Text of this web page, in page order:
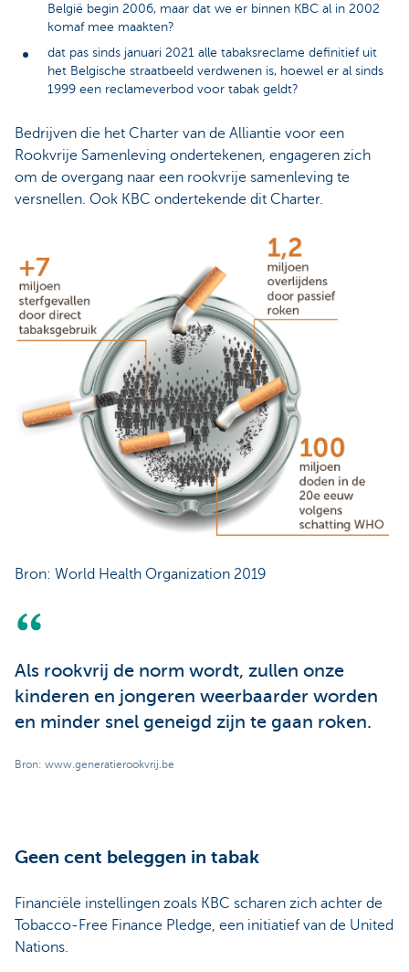
België begin 2006, maar dat we er binnen KBC al in 2002
komaf mee maakten?
dat pas sinds januari 2021 alle tabaksreclame definitief uit
het Belgische straatbeeld verdwenen is, hoewel er al sinds
1999 een reclameverbod voor tabak geldt?
Bedrijven die het Charter van de Alliantie voor een
Rookvrije Samenleving ondertekenen, engageren zich
om de overgang naar een rookvrije samenleving te
versnellen. Ook KBC ondertekende dit Charter.
Bron: World Health Organization 2019
Als rookvrij de norm wordt, zullen onze
kinderen en jongeren weerbaarder worden
en minder snel geneigd zijn te gaan roken.
Bron: www.generatierookvrij.be
Geen cent beleggen in tabak
Financiële instellingen zoals KBC scharen zich achter de
Tobacco-Free Finance Pledge, een initiatief van de United
Nations.